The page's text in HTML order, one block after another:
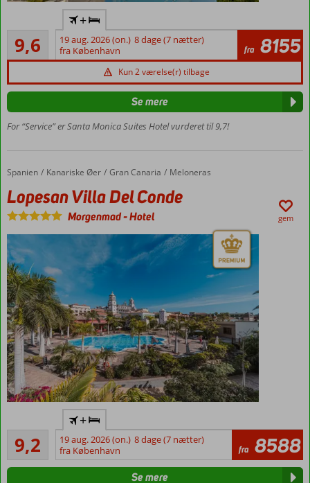
Skøn udsigt
sandklitterne
i Playa del
Inglés
Godt
poolområde
børn og
Vælg
morgenmad
halvpension
Ca. 500
9,6Enestående
15
anmeldelser
+
19 aug. 2026 (on.) 8 dage (7 nætter)
fra København
fra 8155
Kun 2 værelse(r) tilbage
For “Service” er Santa Monica Suites Hotel vurderet til 9,7!
Se mere
Forside
Spanien Kanariske Øer Gran Canaria Meloneras
Lopesan Villa Del Conde
Lopesan Villa Del Conde
Morgenmad-Hotel gem
høj
standard
Faciliteter
9,2
Fremragende
69
anmeldelser
+
19 aug. 2026 (on.) 8 dage (7 nætter)
fra København
fra 8588
Se mere